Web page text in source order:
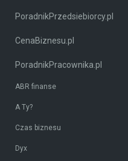
PoradnikPrzedsiebiorcy.pl
CenaBiznesu.pl
PoradnikPracownika.pl
ABR finanse
A Ty?
Czas biznesu
Dyx